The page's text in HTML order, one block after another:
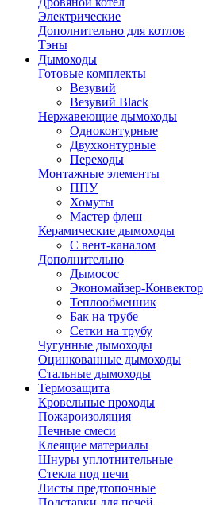
Электрические
Дополнительно для котлов
Тэны
Дымоходы
Готовые комплекты
Везувий
Везувий Black
Нержавеющие дымоходы
Одноконтурные
Двухконтурные
Переходы
Монтажные элементы
ППУ
Хомуты
Мастер флеш
Керамические дымоходы
С вент-каналом
Дополнительно
Дымосос
Экономайзер-Конвектор
Теплообменник
Бак на трубе
Сетки на трубу
Чугунные дымоходы
Оцинкованные дымоходы
Стальные дымоходы
Термозащита
Кровельные проходы
Пожароизоляция
Печные смеси
Клеящие материалы
Шнуры уплотнительные
Стекла под печи
Листы предтопочные
Подставки для печей